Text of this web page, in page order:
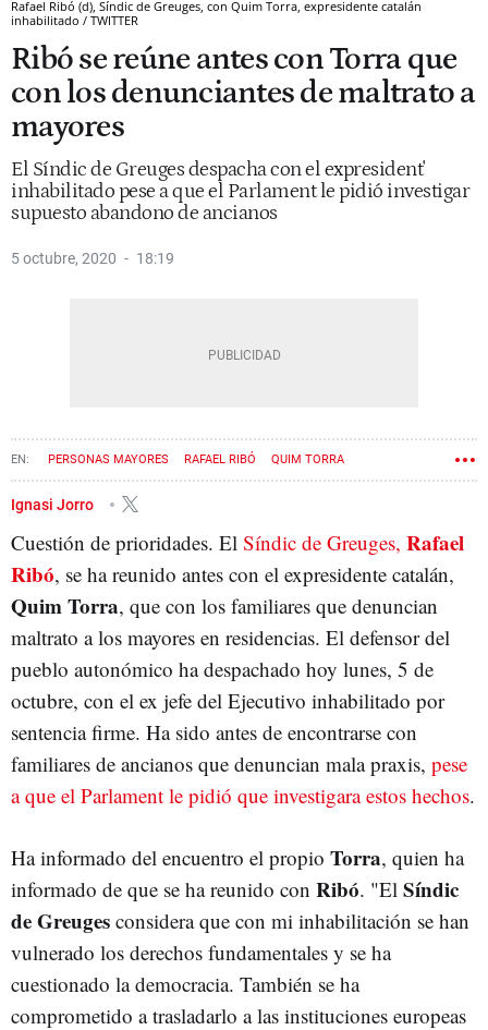
Rafael Ribó (d), Síndic de Greuges, con Quim Torra, expresidente catalán
inhabilitado / TWITTER
Ribó se reúne antes con Torra que
con los denunciantes de maltrato a
mayores
El Síndic de Greuges despacha con el expresident'
inhabilitado pese a que el Parlament le pidió investigar
supuesto abandono de ancianos
5 octubre, 2020 18:19
PERSONAS MAYORES RAFAEL RIBÓ QUIM TORRA
Ignasi Jorro
Cuestión de prioridades. El Síndic de Greuges, Rafael
Ribó, se ha reunido antes con el expresidente catalán,
Quim Torra, que con los familiares que denuncian
maltrato a los mayores en residencias. El defensor del
pueblo autonómico ha despachado hoy lunes, 5 de
octubre, con el ex jefe del Ejecutivo inhabilitado por
sentencia firme. Ha sido antes de encontrarse con
familiares de ancianos que denuncian mala praxis, pese
a que el Parlament le pidió que investigara estos hechos.
Ha informado del encuentro el propio Torra, quien ha
informado de que se ha reunido con Ribó. "El Síndic
de Greuges considera que con mi inhabilitación se han
vulnerado los derechos fundamentales y se ha
cuestionado la democracia. También se ha
comprometido a trasladarlo a las instituciones europeas